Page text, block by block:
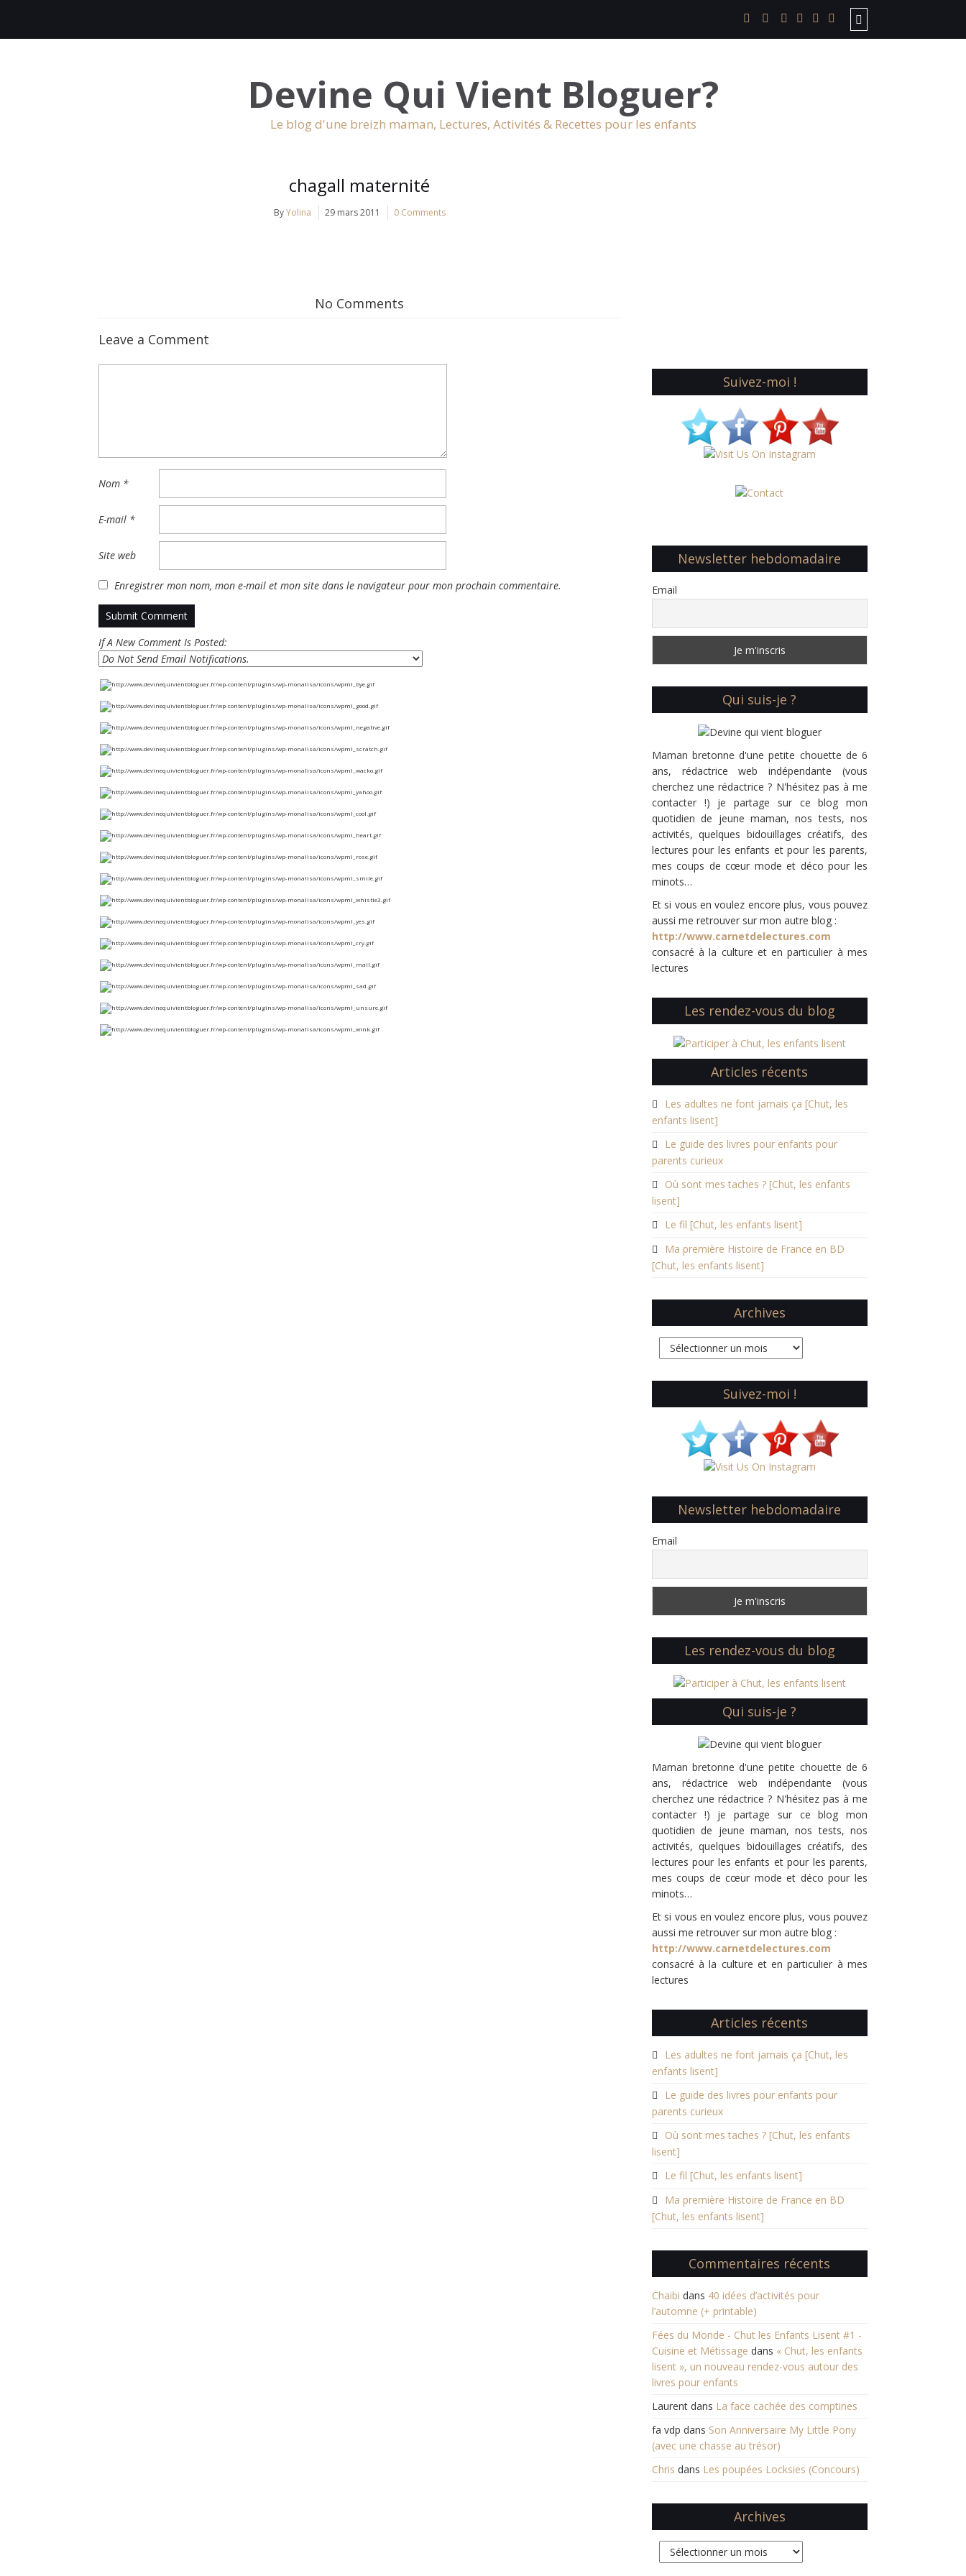
Devine Qui Vient Bloguer?
Le blog d'une breizh maman, Lectures, Activités & Recettes pour les enfants
chagall maternité
ByYolina 29 mars 2011 0 Comments
No Comments
Leave a Comment
Nom *
E-mail *
Site web
Enregistrer mon nom, mon e-mail et mon site dans le navigateur pour mon prochain commentaire.
If A New Comment Is Posted:
Suivez-moi !
Newsletter hebdomadaire
Email
Qui suis-je ?
Maman bretonne d'une petite chouette de 6
ans, rédactrice web indépendante (vous
cherchez une rédactrice ? N'hésitez pas à me
contacter !) je partage sur ce blog mon
quotidien de jeune maman, nos tests, nos
activités, quelques bidouillages créatifs, des
lectures pour les enfants et pour les parents,
mes coups de cœur mode et déco pour les
minots…
Et si vous en voulez encore plus, vous pouvez
aussi me retrouver sur mon autre blog :
http://www.carnetdelectures.com
consacré à la culture et en particulier à mes
lectures
Les rendez-vous du blog
Articles récents
Les adultes ne font jamais ça [Chut, les
enfants lisent]
Le guide des livres pour enfants pour
parents curieux
Où sont mes taches ? [Chut, les enfants
lisent]
Le fil [Chut, les enfants lisent]
Ma première Histoire de France en BD
[Chut, les enfants lisent]
Archives
Archives
Suivez-moi !
Newsletter hebdomadaire
Email
Les rendez-vous du blog
Qui suis-je ?
Maman bretonne d'une petite chouette de 6
ans, rédactrice web indépendante (vous
cherchez une rédactrice ? N'hésitez pas à me
contacter !) je partage sur ce blog mon
quotidien de jeune maman, nos tests, nos
activités, quelques bidouillages créatifs, des
lectures pour les enfants et pour les parents,
mes coups de cœur mode et déco pour les
minots…
Et si vous en voulez encore plus, vous pouvez
aussi me retrouver sur mon autre blog :
http://www.carnetdelectures.com
consacré à la culture et en particulier à mes
lectures
Articles récents
Les adultes ne font jamais ça [Chut, les
enfants lisent]
Le guide des livres pour enfants pour
parents curieux
Où sont mes taches ? [Chut, les enfants
lisent]
Le fil [Chut, les enfants lisent]
Ma première Histoire de France en BD
[Chut, les enfants lisent]
Commentaires récents
Chaibi dans 40 idées d’activités pour
l’automne (+ printable)
Fées du Monde - Chut les Enfants Lisent #1 -
Cuisine et Métissage dans « Chut, les enfants
lisent », un nouveau rendez-vous autour des
livres pour enfants
Laurentdans La face cachée des comptines
fa vdp dans Son Anniversaire My Little Pony
(avec une chasse au trésor)
Chris dans Les poupées Locksies (Concours)
Archives
Archives